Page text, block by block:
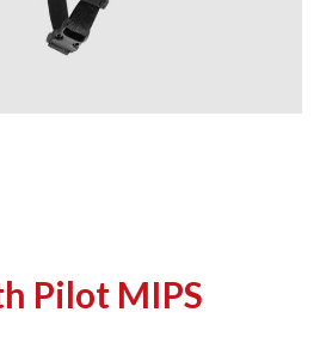
Pilot MIPS